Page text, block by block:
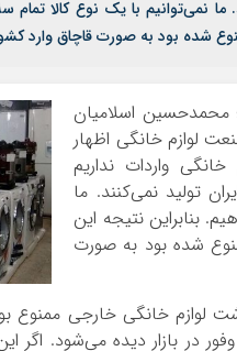
نمی‌توانیم با یک نوع کالا
شده بود به صورت قاچاق وارد
محمدحسین اسلامیان
لوازم خانگی اظهار
واردات نداریم
تولید نمی‌کنند. ما
بنابراین نتیجه این
شده بود به صورت
کالاهای درشت لوازم خانگی خارجی